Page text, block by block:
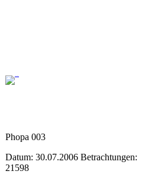
Phopa 003
Datum: 30.07.2006 Betrachtungen:
21598